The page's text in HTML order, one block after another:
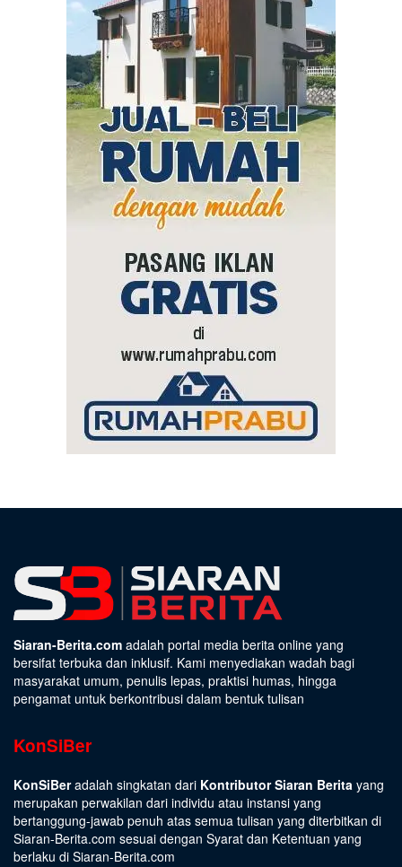
Siaran-Berita.com adalah portal media berita online yang
bersifat terbuka dan inklusif. Kami menyediakan wadah bagi
masyarakat umum, penulis lepas, praktisi humas, hingga
pengamat untuk berkontribusi dalam bentuk tulisan
KonSiBer
KonSiBeradalah singkatan dari Kontributor Siaran Berita yang
merupakan perwakilan dari individu atau instansi yang
bertanggung-jawab penuh atas semua tulisan yang diterbitkan di
Siaran-Berita.com sesuai dengan Syarat dan Ketentuan yang
berlaku di Siaran-Berita.com